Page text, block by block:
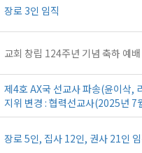
장로 3인 임직
교회 창립 124주년 기념 축하 예
제4호 AX국 선교사 파송(윤이삭,
지위 변경 : 협력선교사(2025년 7
장로 5인, 집사 12인, 권사 21인